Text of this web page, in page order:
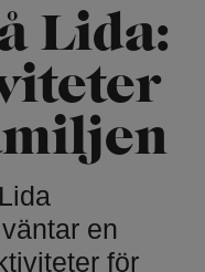
Lida:
en
för